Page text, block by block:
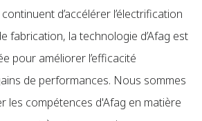
d’accélérer l’électrification
fabrication, la technologie d’Afag est
pour améliorer l’efficacité
de performances. Nous sommes
les compétences d'Afag en matière